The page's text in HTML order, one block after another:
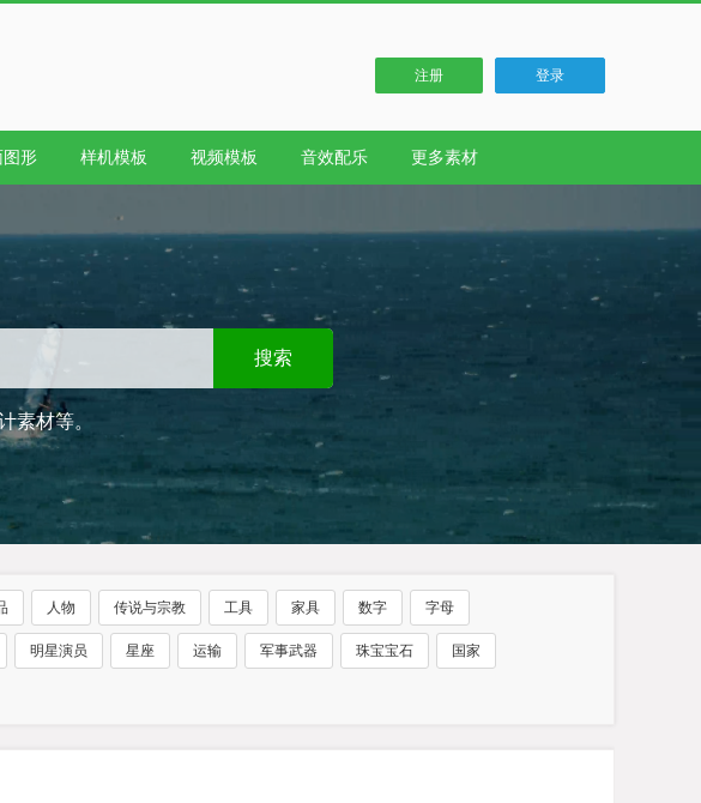
注册 登录
图形 样机模板 视频模板 音效配乐 更多素材
搜索
素材等。
人物 传说与宗教 工具 家具 数字 字母
明星演员 星座 运输 军事武器 珠宝宝石 国家